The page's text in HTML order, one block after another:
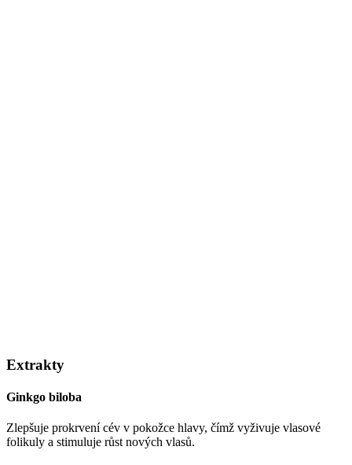
Extrakty
Ginkgo biloba
Zlepšuje prokrvení cév v pokožce hlavy, čímž vyživuje vlasové
folikuly a stimuluje růst nových vlasů.